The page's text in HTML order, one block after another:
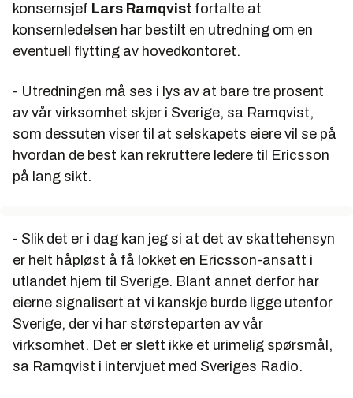
konsernsjef Lars Ramqvist fortalte at
konsernledelsen har bestilt en utredning om en
eventuell flytting av hovedkontoret.
- Utredningen må ses i lys av at bare tre prosent
av vår virksomhet skjer i Sverige, sa Ramqvist,
som dessuten viser til at selskapets eiere vil se på
hvordan de best kan rekruttere ledere til Ericsson
på lang sikt.
- Slik det er i dag kan jeg si at det av skattehensyn
er helt håpløst å få lokket en Ericsson-ansatt i
utlandet hjem til Sverige. Blant annet derfor har
eierne signalisert at vi kanskje burde ligge utenfor
Sverige, der vi har størsteparten av vår
virksomhet. Det er slett ikke et urimelig spørsmål,
sa Ramqvist i intervjuet med Sveriges Radio.